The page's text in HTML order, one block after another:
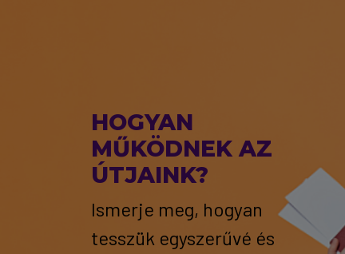
HOGYAN
MŰKÖDNEK AZ
ÚTJAINK?
Ismerje meg, hogyan
tesszük egyszerűvé és